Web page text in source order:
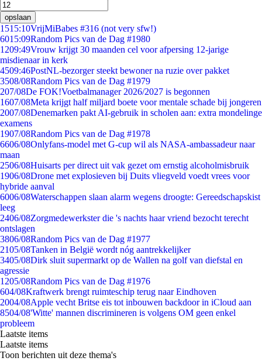
opslaan
1515:10VrijMiBabes #316 (not very sfw!)
6015:09Random Pics van de Dag #1980
1209:49Vrouw krijgt 30 maanden cel voor afpersing 12-jarige
misdienaar in kerk
4509:46PostNL-bezorger steekt bewoner na ruzie over pakket
3508/08Random Pics van de Dag #1979
207/08De FOK!Voetbalmanager 2026/2027 is begonnen
1607/08Meta krijgt half miljard boete voor mentale schade bij jongeren
2007/08Denemarken pakt AI-gebruik in scholen aan: extra mondelinge
examens
1907/08Random Pics van de Dag #1978
6606/08Onlyfans-model met G-cup wil als NASA-ambassadeur naar
maan
2506/08Huisarts per direct uit vak gezet om ernstig alcoholmisbruik
1906/08Drone met explosieven bij Duits vliegveld voedt vrees voor
hybride aanval
6006/08Waterschappen slaan alarm wegens droogte: Gereedschapskist
leeg
2406/08Zorgmedewerkster die 's nachts haar vriend bezocht terecht
ontslagen
3806/08Random Pics van de Dag #1977
2105/08Tanken in België wordt nóg aantrekkelijker
3405/08Dirk sluit supermarkt op de Wallen na golf van diefstal en
agressie
1205/08Random Pics van de Dag #1976
604/08Kraftwerk brengt ruimteschip terug naar Eindhoven
2004/08Apple vecht Britse eis tot inbouwen backdoor in iCloud aan
8504/08'Witte' mannen discrimineren is volgens OM geen enkel
probleem
Laatste items
Laatste items
Toon berichten uit deze thema's